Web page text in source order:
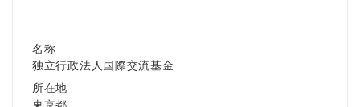
名称
独立行政法人国際交流基金
所在地
東京都